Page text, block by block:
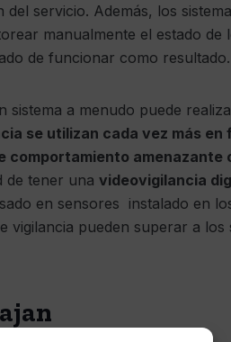
servicio. Además, los
manualmente el estado de
de funcionar como resultado.
a menudo puede
se utilizan cada vez más en
comportamiento amenazante
de tener una videovigilancia
en sensores instalado en
vigilancia pueden superar a los